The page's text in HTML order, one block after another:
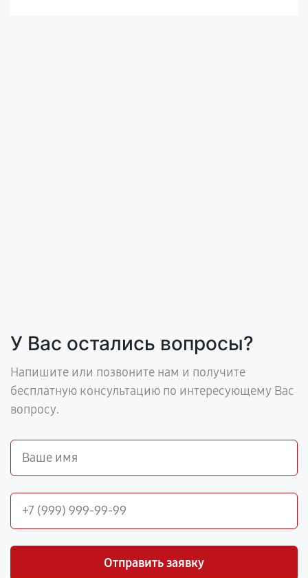
У Вас остались вопросы?
Напишите или позвоните нам и получите
бесплатную консультацию по интересующему Вас
вопросу.
Отправить заявку